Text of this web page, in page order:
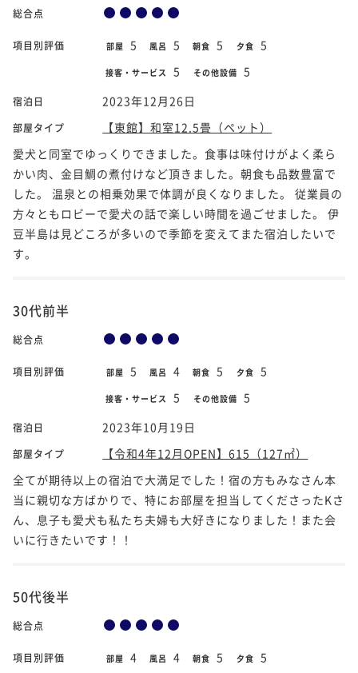
総合点
項目別評価 部屋 5 風呂 5 朝食 5 夕食 5
接客・サービス 5 その他設備 5
宿泊日 2023年12月26日
部屋タイプ
【東館】和室12.5畳（ペット）
愛犬と同室でゆっくりできました。食事は味付けがよく柔ら
かい肉、金目鯛の煮付けなど頂きました。朝食も品数豊富で
した。 温泉との相乗効果で体調が良くなりました。 従業員の
方々ともロビーで愛犬の話で楽しい時間を過ごせました。 伊
豆半島は見どころが多いので季節を変えてまた宿泊したいで
す。
30代前半
総合点
項目別評価 部屋 5 風呂 4 朝食 5 夕食 5
接客・サービス 5 その他設備 5
宿泊日 2023年10月19日
部屋タイプ
【令和4年12月OPEN】615（127㎡）
全てが期待以上の宿泊で大満足でした！宿の方もみなさん本
当に親切な方ばかりで、特にお部屋を担当してくださったKさ
ん、息子も愛犬も私たち夫婦も大好きになりました！また会
いに行きたいです！！
50代後半
総合点
項目別評価 部屋 4 風呂 4 朝食 5 夕食 5